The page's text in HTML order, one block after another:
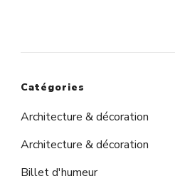
Catégories
Architecture & décoration
Architecture & décoration
Billet d'humeur